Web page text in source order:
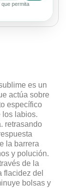
permita
es un
actúa sobre
específico
los labios.
retrasando
la barrera
y polución.
de la
flacidez del
bolsas y